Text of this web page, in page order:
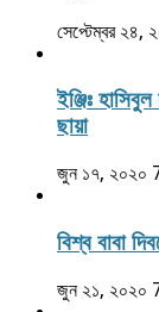
সেপ্টেম্বর ২৪,
ইঞ্জিঃ
ছায়া
জুন ১৭, ২০২০
বিশ্ব বাবা
জুন ২১, ২০২০